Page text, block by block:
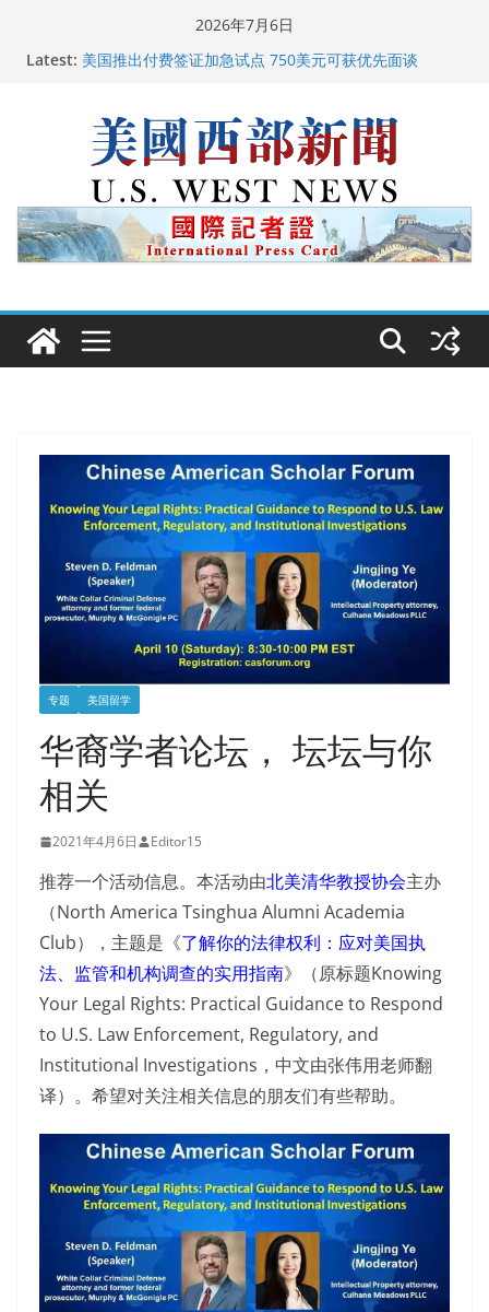
2026年7月6日
Latest: 广州市沉香协会会长周天明：让沉香有序走向世界
美国人
美国最高法院维持“出生公民权” : 出生在美国就是美国
人！
中国驻美国大使谢锋邀请美国老教师罗纳德·萨科尔斯基
再次访华
专题 美国留学
华裔学者论坛， 坛坛与你
相关
2021年4月6日 Editor15
推荐一个活动信息。本活动由北美清华教授协会主办
（North America Tsinghua Alumni Academia
Club），主题是《了解你的法律权利：应对美国执
法、监管和机构调查的实用指南》（原标题Knowing
Your Legal Rights: Practical Guidance to Respond
to U.S. Law Enforcement, Regulatory, and
Institutional Investigations，中文由张伟用老师翻
译）。希望对关注相关信息的朋友们有些帮助。